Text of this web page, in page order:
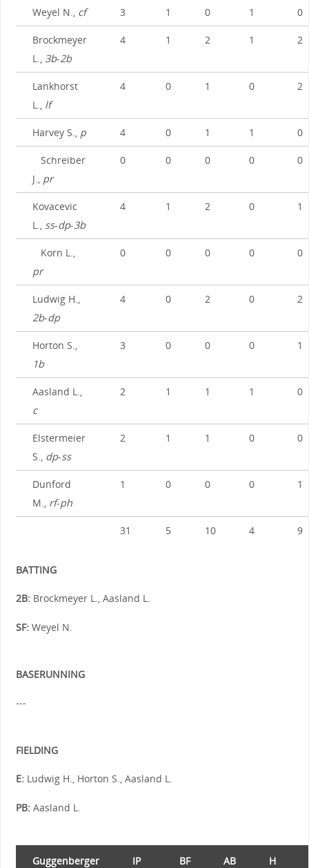
Weyel N., cf 3 1 0 1 0
Brockmeyer
L., 3b-2b
4 1 2 1 2
Lankhorst
L., lf
4 0 1 0 2
Harvey S., p 4 0 1 1 0
Schreiber
J., pr
0 0 0 0 0
Kovacevic
L., ss-dp-3b
4 1 2 0 1
Korn L.,
pr
0 0 0 0 0
Ludwig H.,
2b-dp
4 0 2 0 2
Horton S.,
1b
3 0 0 0 1
Aasland L.,
c
2 1 1 1 0
Elstermeier
S., dp-ss
2 1 1 0 0
Dunford
M., rf-ph
1 0 0 0 1
31 5 10 4 9
BATTING
2B:Brockmeyer L., Aasland L.
SF:Weyel N.
BASERUNNING
---
FIELDING
E:Ludwig H., Horton S., Aasland L.
PB:Aasland L.
Guggenberger
IP BF AB H